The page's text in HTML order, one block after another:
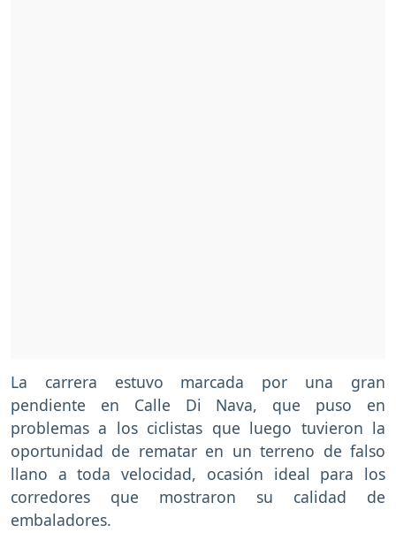
La carrera estuvo marcada por una gran
pendiente en Calle Di Nava, que puso en
problemas a los ciclistas que luego tuvieron la
oportunidad de rematar en un terreno de falso
llano a toda velocidad, ocasión ideal para los
corredores que mostraron su calidad de
embaladores.